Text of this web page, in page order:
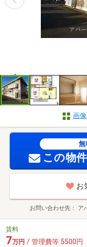
画
無
この物
お
お問い合わせ先 ア
賃料
7万円 / 管理費等 5500円